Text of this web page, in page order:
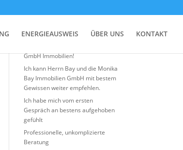
ENERGIEAUSWEIS ÜBER UNS KONTAKT
Neueste Beiträge
GmbH Immobilien!
Ich kann Herrn Bay und die Monika
Bay Immobilien GmbH mit bestem
Gewissen weiter empfehlen.
Ich habe mich vom ersten
Gespräch an bestens aufgehoben
gefühlt
Professionelle, unkomplizierte
Beratung